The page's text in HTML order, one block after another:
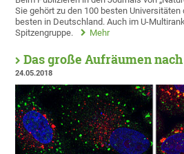
Sie gehört zu den 100 besten Universitäten
besten in Deutschland. Auch im U-
Spitzengruppe.
Mehr
Das große Aufräumen
24.05.2018